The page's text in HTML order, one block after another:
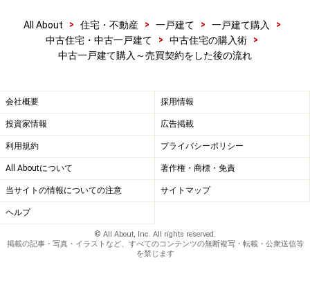
手付解除の期限に注意
定外の事態が起き、契約を続行することができない状況
になる場合もあり得ます。
住宅ローンが借りられないのであれば融資利用の特約に
よる契約の白紙解除ができるものの、それ以外の（他の
特約にも該当しない）自己都合で契約を解除しようとす
れば、支払った
ただし、手付金放棄による契約解除が認められるのは、
All About > 住宅・不動産 > 一戸建て > 一戸建て購入
>
中古住宅・中古一戸建て
> 中古住宅の購入術
>
中古一戸建て購入～売買契約をした後の流れ
会社概要 採用情報
投資家情報 広告掲載
利用規約 プライバシーポリシー
All Aboutについて 著作権・商標・免責
当サイトの情報についての注意 サイトマップ
ヘルプ
© All About, Inc. All rights reserved.
掲載の記事・写真・イラストなど、すべてのコンテンツの無断複写・転載・公衆送信等
を禁じます